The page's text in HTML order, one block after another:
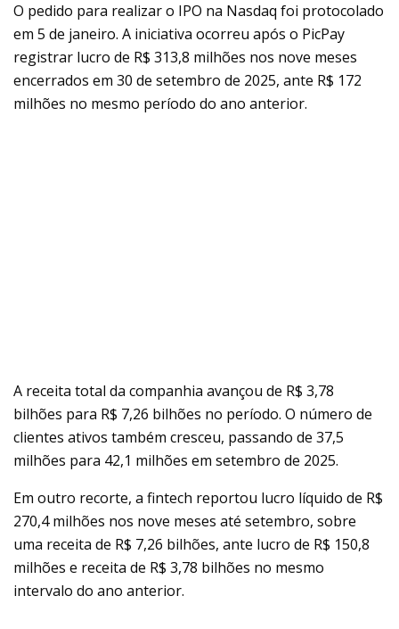
O pedido para realizar o IPO na Nasdaq foi protocolado
em 5 de janeiro. A iniciativa ocorreu após o PicPay
registrar lucro de R$ 313,8 milhões nos nove meses
encerrados em 30 de setembro de 2025, ante R$ 172
milhões no mesmo período do ano anterior.
A receita total da companhia avançou de R$ 3,78
bilhões para R$ 7,26 bilhões no período. O número de
clientes ativos também cresceu, passando de 37,5
milhões para 42,1 milhões em setembro de 2025.
Em outro recorte, a fintech reportou lucro líquido de R$
270,4 milhões nos nove meses até setembro, sobre
uma receita de R$ 7,26 bilhões, ante lucro de R$ 150,8
milhões e receita de R$ 3,78 bilhões no mesmo
intervalo do ano anterior.